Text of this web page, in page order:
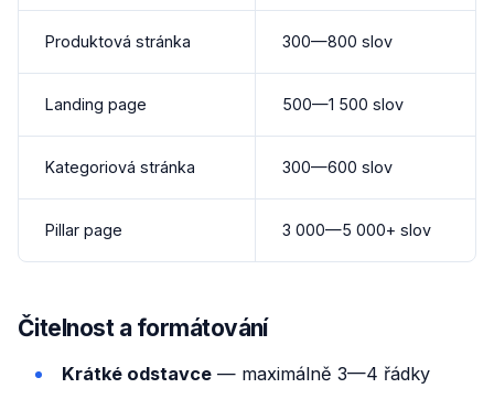
Produktová stránka 300—800 slov
Landing page 500—1 500 slov
Kategoriová stránka 300—600 slov
Pillar page 3 000—5 000+ slov
Čitelnost a formátování
Krátké odstavce — maximálně 3—4 řádky